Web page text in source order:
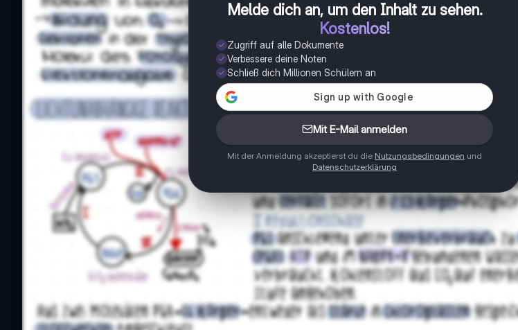
Melde dich an, um den Inhalt zu sehen.
Kostenlos!
Zugriff auf alle Dokumente
Verbessere deine Noten
Schließ dich Millionen Schülern an
Mit E-Mail anmelden
Mit der Anmeldung akzeptierst du die Nutzungsbedingungen und
Datenschutzerklärung